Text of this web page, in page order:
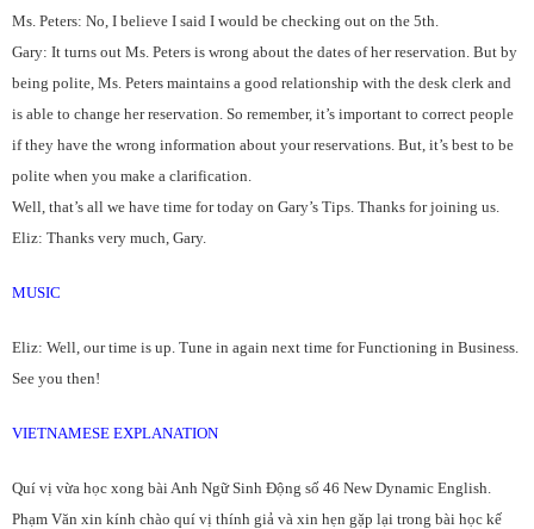
Ms. Peters: No, I believe I said I would be checking out on the 5th.
Gary: It turns out Ms. Peters is wrong about the dates of her reservation. But by
being polite, Ms. Peters maintains a good relationship with the desk clerk and
is able to change her reservation. So remember, it’s important to correct people
if they have the wrong information about your reservations. But, it’s best to be
polite when you make a clarification.
Well, that’s all we have time for today on Gary’s Tips. Thanks for joining us.
Eliz: Thanks very much, Gary.
MUSIC
Eliz: Well, our time is up. Tune in again next time for Functioning in Business.
See you then!
VIETNAMESE EXPLANATION
Quí vị vừa học xong bài Anh Ngữ Sinh Động số 46 New Dynamic English.
Phạm Văn xin kính chào quí vị thính giả và xin hẹn gặp lại trong bài học kế